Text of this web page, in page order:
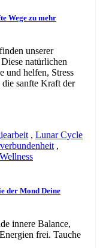
Wege zu mehr
unserer
natürlichen
und helfen, Stress
sanfte Kraft der
, Lunar Cycle
,
Wellness
der Mond Deine
innere Balance,
frei. Tauche